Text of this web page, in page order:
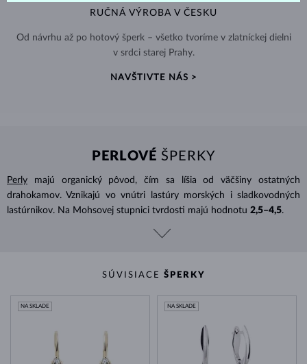
RUČNÁ VÝROBA V ČESKU
Od návrhu až po hotový šperk – všetko tvoríme v zlatníckej dielni
v srdci starej Prahy.
NAVŠTIVTE NÁS >
PERLOVÉ ŠPERKY
Perly
majú organický pôvod, čím sa líšia od väčšiny ostatných
drahokamov. Vznikajú vo vnútri lastúry morských i sladkovodných
lastúrnikov. Na Mohsovej stupnici tvrdosti majú hodnotu 2,5–4,5.
SÚVISIACE ŠPERKY
NA SKLADE NA SKLADE